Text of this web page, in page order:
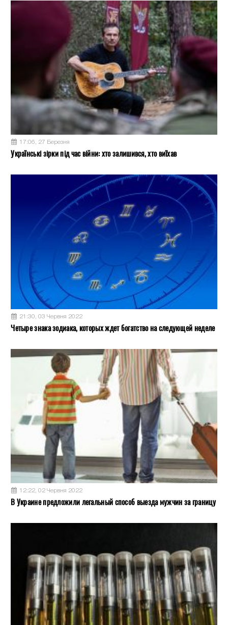
17:06, 27 Березня
Українські зірки під час війни: хто залишився, хто виїхав
21:30, 03 Червня 2022
Четыре знака зодиака, которых ждет богатство на следующей неделе
12:22, 02 Червня 2022
В Украине предложили легальный способ выезда мужчин за границу